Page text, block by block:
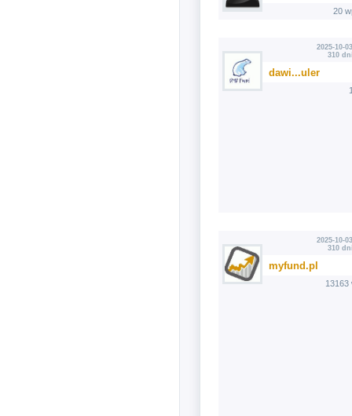
20
2025-10-
310
dawi...uler
2025-10-
310
myfund.pl
13163